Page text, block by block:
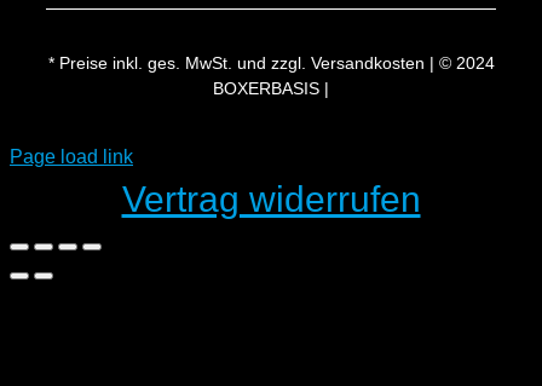
* Preise inkl. ges. MwSt. und zzgl. Versandkosten | © 2024
BOXERBASIS |
Page load link
Vertrag widerrufen